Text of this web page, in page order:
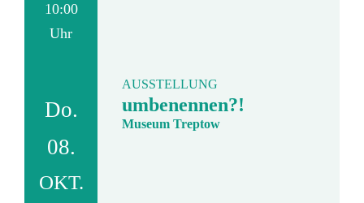
10:00
Uhr
Do.
08.
OKT.
AUSSTELLUNG
umbenennen?!
Museum Treptow